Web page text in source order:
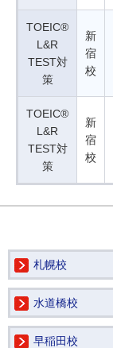
TOEIC®
L&R
TEST対
策
新
宿
校
TOEIC®
L&R
TEST対
策
新
宿
校
札幌校
水道橋校
早稲田校